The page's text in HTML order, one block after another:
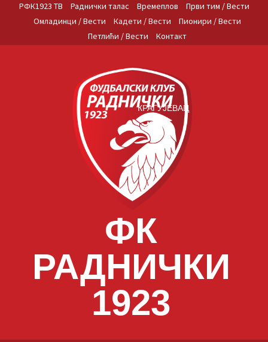
РФК1923 ТВ Раднички талас Времеплов
Први тим / Вести
Омладинци / Вести
Кадети / Вести
Пионири / Вести
Петлићи / Вести
Контакт
ФК
РАДНИЧКИ
1923
КРАГУЈЕВАЦ